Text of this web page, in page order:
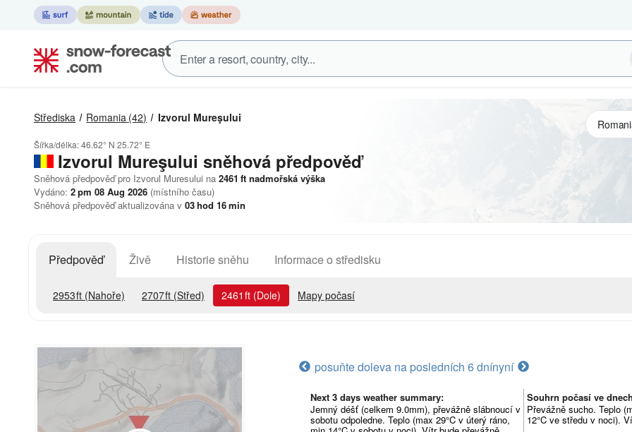
Střediska Romania (42) Izvorul Mureşului
Šířka/délka:46.62° N 25.72° E
Izvorul Mureşului sněhová předpověď
Sněhová předpověď pro Izvorul Muresului na 2461 ft nadmořská výška
Vydáno: 2 pm 08 Aug 2026 (místního času)
Sněhová předpověď aktualizována v 03hod 16min
Předpověď Živě Historie sněhu Informace o středisku
2953ft (Nahoře) 2707ft (Střed) 2461 ft (Dole) Mapy počasí
posuňte doleva na posledních 6 dnínyní
Next 3 days weather summary:
Jemný déšť (celkem 9.0mm), převážně slábnoucí v
sobotu odpoledne. Teplo (max 29°C v úterý ráno,
Souhrn počasí ve
Převážně sucho. Teplo
12°C ve středu v noci).